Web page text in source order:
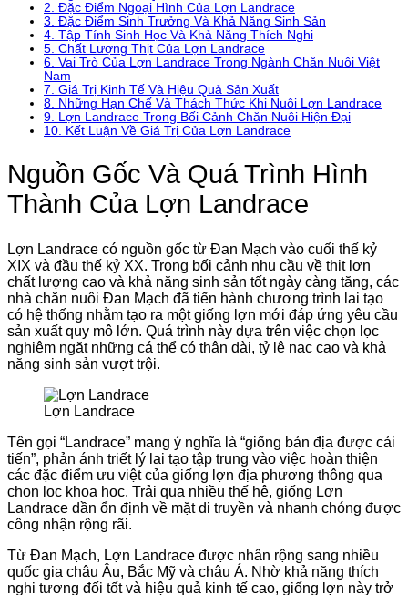
2. Đặc Điểm Ngoại Hình Của Lợn Landrace
3. Đặc Điểm Sinh Trưởng Và Khả Năng Sinh Sản
4. Tập Tính Sinh Học Và Khả Năng Thích Nghi
5. Chất Lượng Thịt Của Lợn Landrace
6. Vai Trò Của Lợn Landrace Trong Ngành Chăn Nuôi Việt
Nam
7. Giá Trị Kinh Tế Và Hiệu Quả Sản Xuất
8.
Những Hạn Chế Và Thách Thức Khi Nuôi Lợn Landrace
9.
Lợn Landrace Trong Bối Cảnh Chăn Nuôi Hiện Đại
10.
Kết Luận Về Giá Trị Của Lợn Landrace
Nguồn Gốc Và Quá Trình Hình
Thành Của Lợn Landrace
Lợn Landrace có nguồn gốc từ Đan Mạch vào cuối thế kỷ
XIX và đầu thế kỷ XX. Trong bối cảnh nhu cầu về thịt lợn
chất lượng cao và khả năng sinh sản tốt ngày càng tăng, các
nhà chăn nuôi Đan Mạch đã tiến hành chương trình lai tạo
có hệ thống nhằm tạo ra một giống lợn mới đáp ứng yêu cầu
sản xuất quy mô lớn. Quá trình này dựa trên việc chọn lọc
nghiêm ngặt những cá thể có thân dài, tỷ lệ nạc cao và khả
năng sinh sản vượt trội.
Lợn Landrace
Tên gọi “Landrace” mang ý nghĩa là “giống bản địa được cải
tiến”, phản ánh triết lý lai tạo tập trung vào việc hoàn thiện
các đặc điểm ưu việt của giống lợn địa phương thông qua
chọn lọc khoa học. Trải qua nhiều thế hệ, giống Lợn
Landrace dần ổn định về mặt di truyền và nhanh chóng được
công nhận rộng rãi.
Từ Đan Mạch, Lợn Landrace được nhân rộng sang nhiều
quốc gia châu Âu, Bắc Mỹ và châu Á. Nhờ khả năng thích
nghi tương đối tốt và hiệu quả kinh tế cao, giống lợn này trở